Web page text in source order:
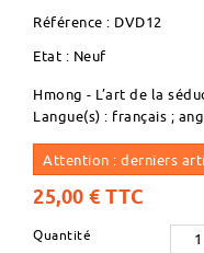
Référence : DVD12
Etat : Neuf
Hmong - L’art de la
Langue(s) : français ;
Attention : derniers
25,00 € TTC
Quantité